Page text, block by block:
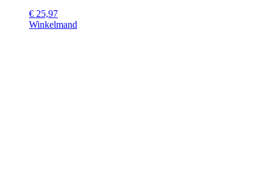
€ 25,97
Winkelmand